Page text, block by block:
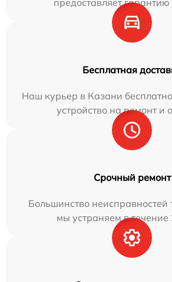
Бесплатная
Наш курьер в Казани
устройство на ремонт и
Срочный ремонт
Большинство неисправностей
мы устраняем в течение